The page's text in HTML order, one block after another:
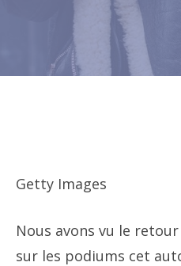
Getty Images
Nous avons vu le
sur les podiums cet